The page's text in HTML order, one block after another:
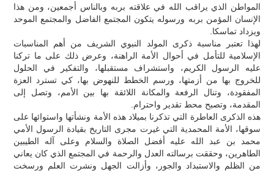
المواطن الذي يراقب الله في علاقته بربه وبالناس أجمعين، ومن هذا
الإنسان المؤمن بربه ورسوله يتكون المجتمع الفاضل والمجتمع الموحد
ويزداد تماسكا.
لهذا تعتبر مناسبة ذكرى المولد النبوي الشريف من أهم المناسبات
الإسلامية للتأمل في أحوال الأمة الراهنة، وعرض ذلك على ما تركنا
عليه الرسول الكريم، واستشراف مستقبلها، والتفكير في الحلول
للخروج بها من أزمتها، ورسم الخطط للنهوض بها، كي تسترد العزة
المفقودة، وتنال الرفعة والمكانة اللائقة بها بين الأمم، وتصل إلى
المقدمة، وتصبح محط تقدير واحترام.
هذه الذكرى العاطرة التي تذكرنا بميلاد هذه الأمة ونشأتها واستوائها على
سوقها، الأمة المحمدية التي غيرت مجرى التاريخ بقيادة الرسول الأمي
محمد بن عبد الله عليه أفضل الصلاة والسلام وعلى آله الطيبين
الطاهرين، وحققت برسالته العدل والرحمة في المجتمع الذي كان يعاني
من الظلم والاستبداد والجور، وأزالت الجهل ونشرت العلم ورسخت